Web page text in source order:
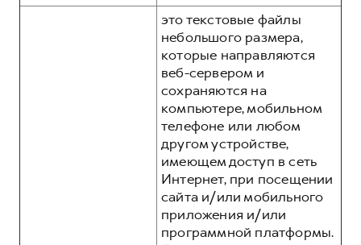
это текстовые файлы
небольшого размера,
которые направляются
веб-сервером и
сохраняются на
компьютере, мобильном
телефоне или любом
другом устройстве,
имеющем доступ в сеть
Интернет, при посещении
сайта и/или мобильного
приложения и/или
программной платформы.